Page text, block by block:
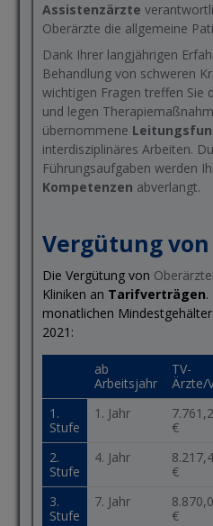
Assistenzärzte
Oberärzte die allgemeine
Dank Ihrer langjährigen
Behandlung von schweren
wichtigen Fragen treffen Sie
und legen
übernommene
interdisziplinäres Arbeiten.
Führungsaufgaben werden
Kompetenzen abverlangt.
Vergütung
Die Vergütung von
Kliniken an Tarifverträgen.
monatlichen
2021:
ab
Arbeitsjahr
TV-
Ärzte/
1.
Stufe
1. Jahr
€
2.
Stufe
4. Jahr
€
3.
Stufe
7. Jahr
€